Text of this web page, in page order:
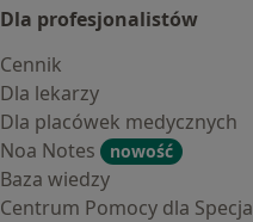
Dla profesjonalistów
Cennik
Dla lekarzy
Dla placówek medycznych
Noa Notes
nowość
Baza wiedzy
Centrum Pomocy dla